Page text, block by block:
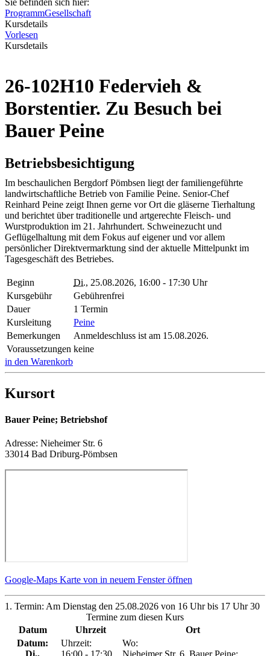
Sie befinden sich hier:
ProgrammGesellschaft
Kursdetails
Vorlesen
Kursdetails
26-102H10 Federvieh &
Borstentier. Zu Besuch bei
Bauer Peine
Betriebsbesichtigung
Im beschaulichen Bergdorf Pömbsen liegt der familiengeführte
landwirtschaftliche Betrieb von Familie Peine. Senior-Chef
Reinhard Peine zeigt Ihnen gerne vor Ort die gläserne Tierhaltung
und berichtet über traditionelle und artgerechte Fleisch- und
Wurstproduktion im 21. Jahrhundert. Schweinezucht und
Geflügelhaltung mit dem Fokus auf eigener und vor allem
persönlicher Direktvermarktung sind der aktuelle Mittelpunkt im
Tagesgeschäft des Betriebes.
Beginn Di., 25.08.2026, 16:00 - 17:30 Uhr
Kursgebühr
Gebührenfrei
Dauer
1 Termin
Kursleitung
Peine
Bemerkungen
Anmeldeschluss ist am 15.08.2026.
Voraussetzungen keine
in den Warenkorb
Kursort
Bauer Peine; Betriebshof
Adresse: Nieheimer Str. 6
33014 Bad Driburg-Pömbsen
Google-Maps Karte von in neuem Fenster öffnen
1. Termin: Am Dienstag den 25.08.2026 von 16 Uhr bis 17 Uhr 30
Termine zum diesen Kurs
Datum
Uhrzeit
Ort
Datum:
Uhrzeit:
Wo: